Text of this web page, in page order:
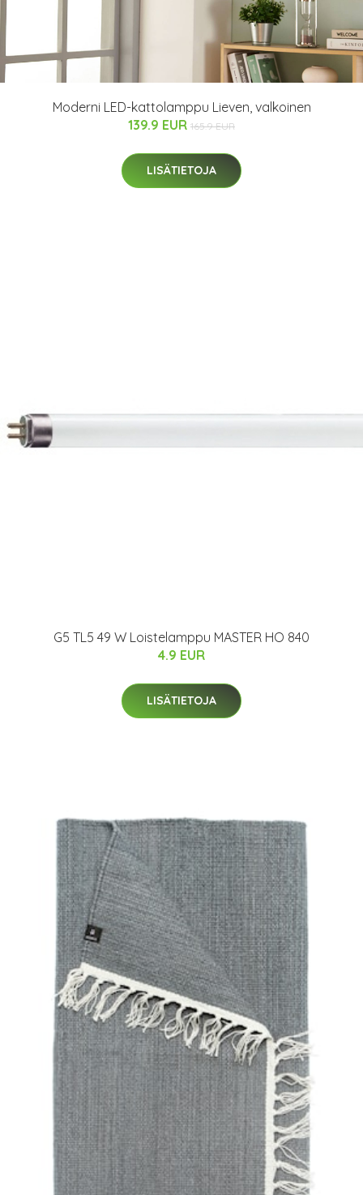
Moderni LED-kattolamppu Lieven, valkoinen
139.9 EUR 165.9 EUR
LISÄTIETOJA
G5 TL5 49 W Loistelamppu MASTER HO 840
4.9 EUR
LISÄTIETOJA